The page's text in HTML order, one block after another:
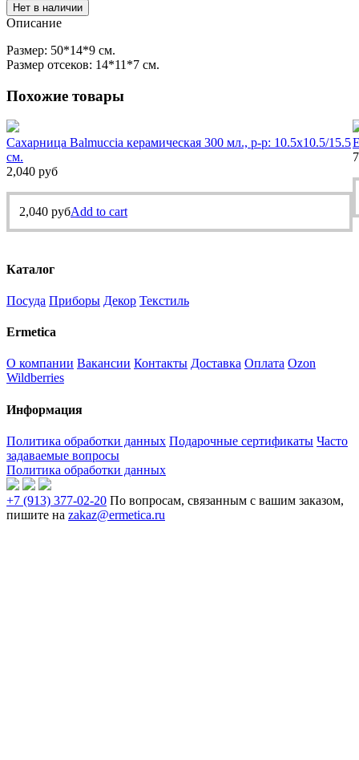
Нет в наличии
Описание
Размер: 50*14*9 см.
Размер отсеков: 14*11*7 см.
Похожие товары
Сахарница Balmuccia керамическая 300 мл., р-р: 10.5х10.5/15.5
см.
2,040 руб
2,040 рубAdd to cart
Каталог
Посуда Приборы Декор Текстиль
Ermetica
О компании Вакансии Контакты Доставка Оплата Ozon
Wildberries
Информация
Политика обработки данных Подарочные сертификаты Часто
задаваемые вопросы
Политика обработки данных
+7 (913) 377-02-20 По вопросам, связанным с вашим заказом,
пишите на zakaz@ermetica.ru